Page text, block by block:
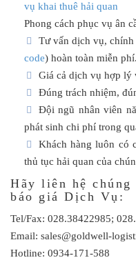
vụ khai thuê hải quan
Phong cách phục vụ ân
Tư vấn dịch vụ, chính
code) hoàn toàn miễn phí.
Giá cả dịch vụ hợp lý
Đúng trách nhiệm,
Đội ngũ nhân viên
phát sinh chi phí trong
Khách hàng luôn có
thủ tục hải quan của
Hãy liên hệ
báo giá Dịch Vụ:
Tel/Fax: 028.38422985;
Email: sales@goldwell-
Hotline: 0934-171-588